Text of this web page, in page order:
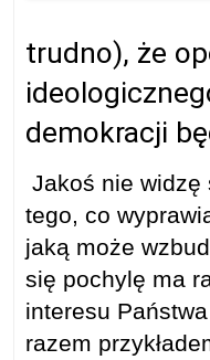
trudno), że
demokracji
Jakoś nie widzę
tego, co
jaką może
się pochylę ma
interesu
razem